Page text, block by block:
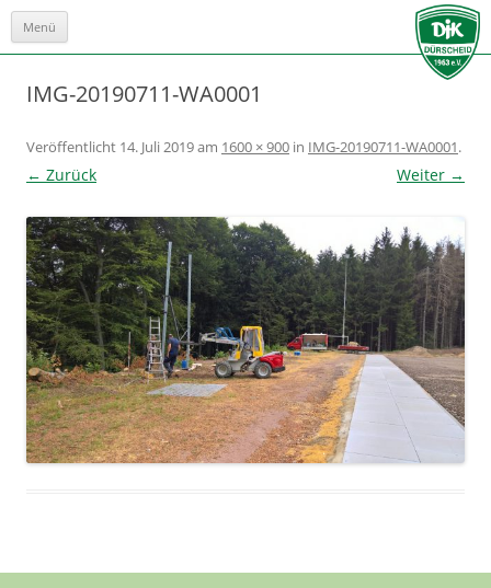
Menü
Zum
IMG-20190711-WA0001
Veröffentlicht 14. Juli 2019am 1600 × 900 in IMG-20190711-WA0001.
← Zurück Weiter →